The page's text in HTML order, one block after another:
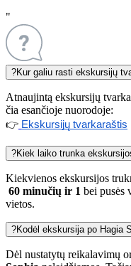
"
?Kur galiu rasti ekskursijų
Atnaujintą ekskursijų
čia esančioje nuorodoje:
👉 Ekskursijų tvarkaraštis
?Kiek laiko trunka
Kiekvienos ekskursijos
60 minučių ir 1 bei pusės
vietos.
?Kodėl ekskursija po Hagia
Dėl nustatytų reikalavimų